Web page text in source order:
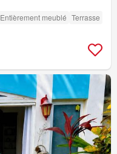
Entièrement meublé Terrasse